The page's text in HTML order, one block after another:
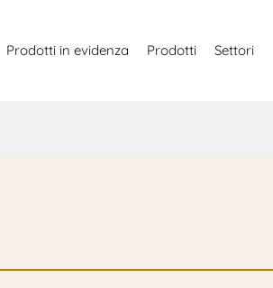
Prodotti in evidenza Prodotti Settori